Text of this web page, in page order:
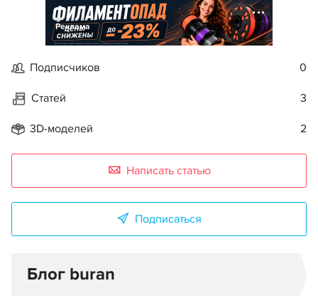
Реклама
Подписчиков 0
Статей 3
3D-моделей 2
Написать статью
Подписаться
Блог buran